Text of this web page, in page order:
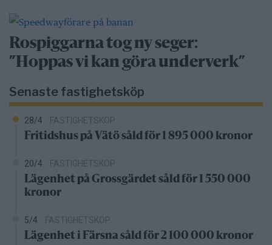
Rospiggarna tog ny seger:
”Hoppas vi kan göra underverk”
Senaste fastighetsköp
28/4 FASTIGHETSKÖP
Fritidshus på Vätö såld för 1 895 000 kronor
20/4 FASTIGHETSKÖP
Lägenhet på Grossgärdet såld för 1 550 000
kronor
5/4 FASTIGHETSKÖP
Lägenhet i Färsna såld för 2 100 000 kronor